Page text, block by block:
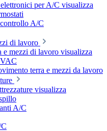
per A/C visualizza
A/C
di lavoro
mezzi di lavoro visualizza
terra e mezzi da lavoro
visualizza
A/C